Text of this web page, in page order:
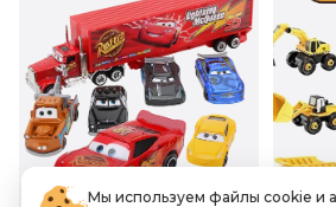
Мы используем файлы cookie и